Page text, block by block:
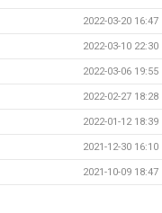
2022-03-20 16:47
2022-03-10 22:30
2022-03-06 19:55
2022-02-27 18:28
2022-01-12 18:39
2021-12-30 16:10
2021-10-09 18:47